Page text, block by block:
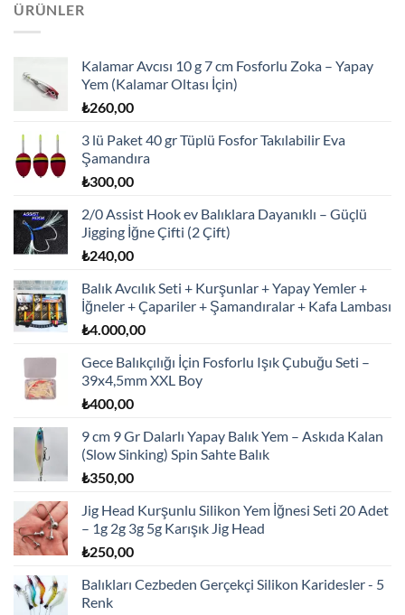
ÜRÜNLER
Kalamar Avcısı 10 g 7 cm Fosforlu Zoka – Yapay
Yem (Kalamar Oltası İçin)
₺260,00
3 lü Paket 40 gr Tüplü Fosfor Takılabilir Eva
Şamandıra
₺300,00
2/0 Assist Hook ev Balıklara Dayanıklı – Güçlü
Jigging İğne Çifti (2 Çift)
₺240,00
Balık Avcılık Seti + Kurşunlar + Yapay Yemler +
İğneler + Çapariler + Şamandıralar + Kafa Lambası
₺4.000,00
Gece Balıkçılığı İçin Fosforlu Işık Çubuğu Seti –
39x4,5mm XXL Boy
₺400,00
9 cm 9 Gr Dalarlı Yapay Balık Yem – Askıda Kalan
(Slow Sinking) Spin Sahte Balık
₺350,00
Jig Head Kurşunlu Silikon Yem İğnesi Seti 20 Adet
– 1g 2g 3g 5g Karışık Jig Head
₺250,00
Balıkları Cezbeden Gerçekçi Silikon Karidesler - 5
Renk